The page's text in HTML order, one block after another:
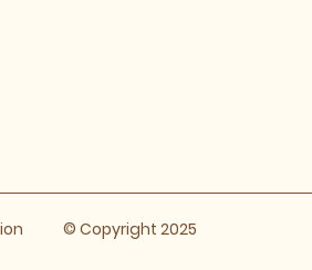
© Copyright 2025